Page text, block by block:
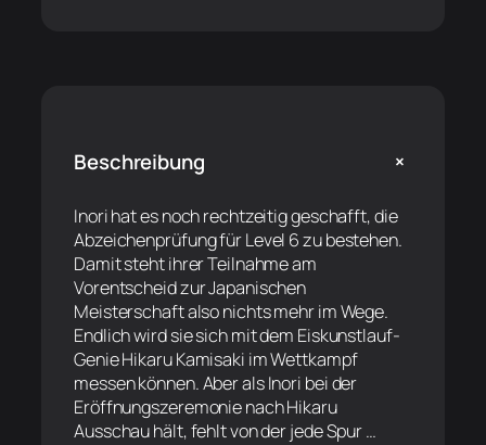
Beschreibung +
Inori hat es noch rechtzeitig geschafft, die
Abzeichenprüfung für Level 6 zu bestehen.
Damit steht ihrer Teilnahme am
Vorentscheid zur Japanischen
Meisterschaft also nichts mehr im Wege.
Endlich wird sie sich mit dem Eiskunstlauf-
Genie Hikaru Kamisaki im Wettkampf
messen können. Aber als Inori bei der
Eröffnungszeremonie nach Hikaru
Ausschau hält, fehlt von der jede Spur …